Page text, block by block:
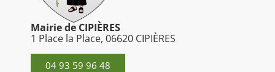
Mairie de CIPIÈRES
1 Place la Place, 06620 CIPIÈRES
04 93 59 96 48